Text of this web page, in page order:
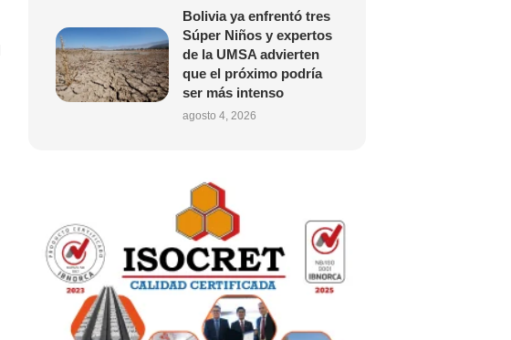
Bolivia ya enfrentó tres
Súper Niños y expertos
de la UMSA advierten
que el próximo podría
ser más intenso
agosto 4, 2026